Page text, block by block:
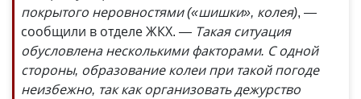
покрытого неровностями («шишки», колея), —
сообщили в отделе ЖКХ. — Такая ситуация
обусловлена несколькими факторами. С одной
стороны, образование колеи при такой погоде
неизбежно, так как организовать дежурство